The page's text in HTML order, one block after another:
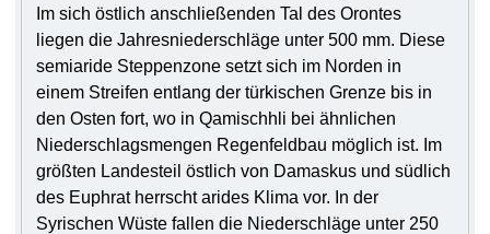
Im sich östlich anschließenden Tal des Orontes
liegen die Jahresniederschläge unter 500 mm. Diese
semiaride Steppenzone setzt sich im Norden in
einem Streifen entlang der türkischen Grenze bis in
den Osten fort, wo in Qamischhli bei ähnlichen
Niederschlagsmengen Regenfeldbau möglich ist. Im
größten Landesteil östlich von Damaskus und südlich
des Euphrat herrscht arides Klima vor. In der
Syrischen Wüste fallen die Niederschläge unter 250